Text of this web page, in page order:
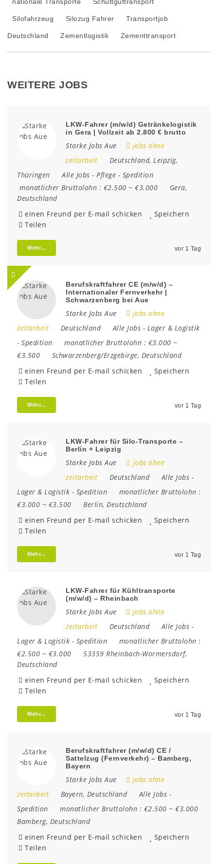
Silofahrzeug Silozug Fahrer Transportjob
Deutschland Zementlogistik Zementtransport
WEITERE JOBS
LKW-Fahrer (m/w/d) Getränkelogistik
in Gera | Vollzeit ab 2.800 € brutto
Starke Jobs Aue
jobs ohne
zeitarbeit
Deutschland, Leipzig,
Thüringen
Alle Jobs - Pflege - Spedition
monatlicher Bruttolohn : €2.500 ~ €3.000 Gera,
Deutschland
einen Freund per E-mail schicken
Speichern
Teilen
Mehr... vor 1 Tag
Berufskraftfahrer CE (m/w/d) –
Internationaler Fernverkehr |
Schwarzenberg bei Aue
Starke Jobs Aue
jobs ohne
zeitarbeit
Deutschland Alle Jobs - Lager & Logistik
- Spedition monatlicher Bruttolohn : €3.000 ~
€3.500
Schwarzenberg/Erzgebirge, Deutschland
einen Freund per E-mail schicken
Speichern
Teilen
Mehr... vor 1 Tag
LKW-Fahrer für Silo-Transporte –
Berlin + Leipzig
Starke Jobs Aue
jobs ohne
zeitarbeit
Deutschland Alle Jobs -
Lager & Logistik - Spedition
monatlicher Bruttolohn :
€3.000 ~ €3.500
Berlin, Deutschland
einen Freund per E-mail schicken
Speichern
Teilen
Mehr... vor 1 Tag
LKW-Fahrer für Kühltransporte
(m/w/d) – Rheinbach
Starke Jobs Aue
jobs ohne
zeitarbeit
Deutschland Alle Jobs -
Lager & Logistik - Spedition
monatlicher Bruttolohn :
€2.500 ~ €3.000
53359 Rheinbach-Wormersdorf,
Deutschland
einen Freund per E-mail schicken
Speichern
Teilen
Mehr... vor 1 Tag
Berufskraftfahrer (m/w/d) CE /
Sattelzug (Fernverkehr) – Bamberg,
Bayern
Starke Jobs Aue
jobs ohne
zeitarbeit
Bayern, Deutschland Alle Jobs -
Spedition
monatlicher Bruttolohn : €2.500 ~ €3.000
Bamberg, Deutschland
einen Freund per E-mail schicken
Speichern
Teilen